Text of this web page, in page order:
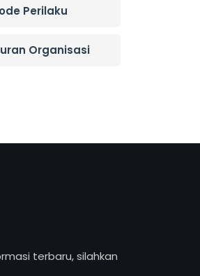
Perilaku
Organisasi
terbaru, silahkan